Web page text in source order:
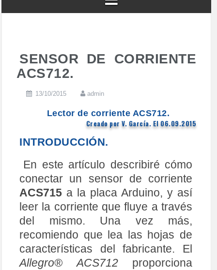
SENSOR DE CORRIENTE
ACS712.
13/10/2015 admin
Lector de corriente ACS712.
Creado por V. García. El 06.09.2015
INTRODUCCIÓN.
En este artículo describiré cómo
conectar un sensor de corriente
ACS715 a la placa Arduino, y así
leer la corriente que fluye a través
del mismo. Una vez más,
recomiendo que lea las hojas de
características del fabricante. El
Allegro® ACS712proporciona